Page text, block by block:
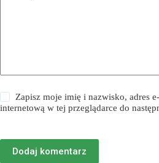
Zapisz moje imię i nazwisko, adres
internetową w tej przeglądarce do
Dodaj komentarz